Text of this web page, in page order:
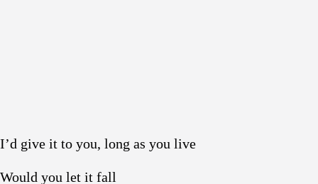
I’d give it to you, long as you live
Would you let it fall